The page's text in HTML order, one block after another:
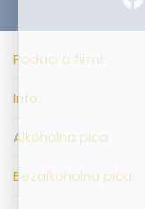
Podaci o firmi:
Info:
Alkoholna pića:
Bezalkoholna pića: